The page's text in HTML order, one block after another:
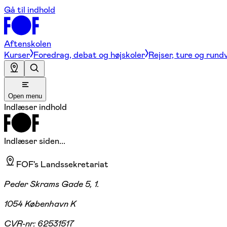
Gå til indhold
Aftenskolen
Kurser Foredrag, debat og højskoler Rejser, ture og
Open menu
Indlæser indhold
Indlæser siden...
FOF's Landssekretariat
Peder Skrams Gade 5, 1.
1054 København K
CVR-nr: 62531517